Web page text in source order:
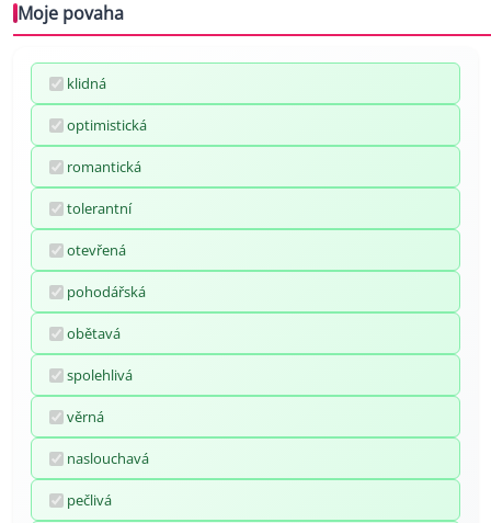
Moje povaha
klidná
optimistická
romantická
tolerantní
otevřená
pohodářská
obětavá
spolehlivá
věrná
naslouchavá
pečlivá